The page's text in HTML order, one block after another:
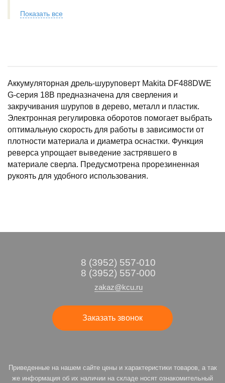
Показать все
Аккумуляторная дрель-шуруповерт Makita DF488DWE
G-серия 18В предназначена для сверления и
закручивания шурупов в дерево, металл и пластик.
Электронная регулировка оборотов помогает выбрать
оптимальную скорость для работы в зависимости от
плотности материала и диаметра оснастки. Функция
реверса упрощает выведение застрявшего в
материале сверла. Предусмотрена прорезиненная
рукоять для удобного использования.
8 (3952) 557-010
8 (3952) 557-000
zakaz@kcu.ru
Заказать звонок
Приведенные на нашем сайте цены и характеристики товаров, а так
же информация об их наличии на складе носят ознакомительный